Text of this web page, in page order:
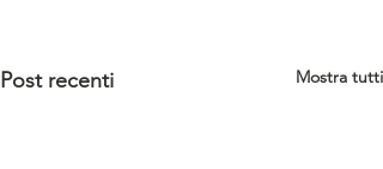
Post recenti Mostra tutti